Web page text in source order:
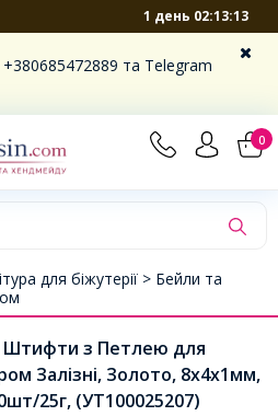
1 день 02:13:12
та Telegram
0
для біжутерії > Бейли та
Штифти з Петлею для
Залізні, Золото, 8х4х1мм,
25г, (УТ100025207)